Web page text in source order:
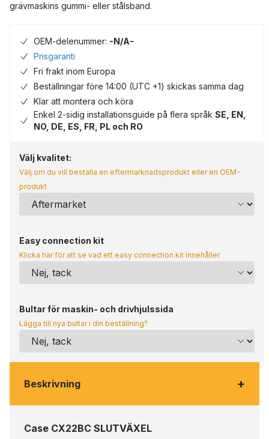
grävmaskins gummi- eller stålsband.
OEM-delenummer: -N/A-
Prisgaranti
Fri frakt inom Europa
Beställningar före 14:00 (UTC +1) skickas samma dag
Klar att montera och köra
Enkel 2-sidig installationsguide på flera språk SE, EN,
NO, DE, ES, FR, PL och RO
Välj kvalitet:
Välj om du vill beställa en eftermarknadsprodukt eller en OEM-
produkt
Easy connection kit
Klicka här för att se vad ett easy connection kit innehåller
Bultar för maskin- och drivhjulssida
Lägga till nya bultar i din beställning?
Beskrivning +
Case CX22BC SLUTVÄXEL